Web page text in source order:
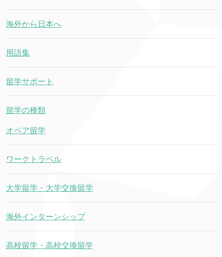
海外から日本へ
用語集
留学サポート
留学の種類
オペア留学
ワークトラベル
大学留学・大学交換留学
海外インターンシップ
高校留学・高校交換留学